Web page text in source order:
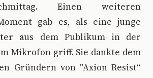
Einen weiteren
gab es, als eine junge
aus dem Publikum in der
Mikrofon griff. Sie dankte dem
Gründern von "Axion Resist“